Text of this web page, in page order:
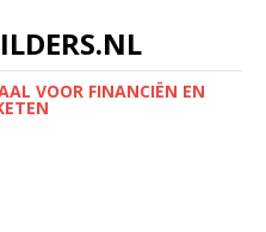
VOOR FINANCIËN EN